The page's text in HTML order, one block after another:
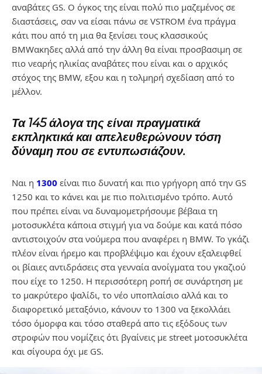
αναβάτες GS. Ο όγκος της είναι πολύ πιο μαζεμένος σε
διαστάσεις, σαν να είσαι πάνω σε VSTROM ένα πράγμα
κάτι που από τη μια θα ξενίσει τους κλασσικούς
BMWακηδες αλλά από την άλλη θα είναι προσβασιμη σε
πιο νεαρής ηλικίας αναβάτες που είναι και ο αρχικός
στόχος της BMW, εξου και η τολμηρή σχεδίαση από το
μέλλον.
Τα 145 άλογα της είναι πραγματικά
εκπληκτικά και απελευθερώνουν τόση
δύναμη που σε εντυπωσιάζουν.
Ναι η 1300 είναι πιο δυνατή και πιο γρήγορη από την GS
1250 και το κάνει και με πιο πολιτισμένο τρόπο. Αυτό
που πρέπει είναι να δυναμομετρήσουμε βέβαια τη
μοτοσυκλέτα κάποια στιγμή για να δούμε και κατά πόσο
αντιστοιχούν στα νούμερα που αναφέρει η BMW. Το γκάζι
πλέον είναι ήρεμο και προβλέψιμο και έχουν εξαλειφθεί
οι βίαιες αντιδράσεις στα γενναία ανοίγματα του γκαζιού
που είχε το 1250. Η περισσότερη ροπή σε συνάρτηση με
το μακρύτερο ψαλίδι, το νέο υποπλαίσιο αλλά και το
διαφορετικό μεταξόνιο, κάνουν το 1300 να ξεκολλάει
τόσο όμορφα και τόσο σταθερά απο τις εξόδους των
στροφών που νομίζεις ότι βγαίνεις με street μοτοσυκλέτα
και σίγουρα όχι με GS.